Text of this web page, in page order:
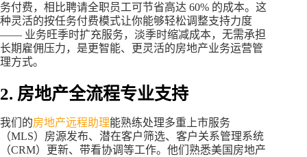
务付费，相比聘请全职员工可节省高达 60% 的成本。这
种灵活的按任务付费模式让你能够轻松调整支持力度
—— 业务旺季时扩充服务，淡季时缩减成本，无需承担
长期雇佣压力，是更智能、更灵活的房地产业务运营管
理方式。
2. 房地产全流程专业支持
我们的房地产远程助理能熟练处理多重上市服务
（MLS）房源发布、潜在客户筛选、客户关系管理系统
（CRM）更新、带看协调等工作。他们熟悉美国房地产